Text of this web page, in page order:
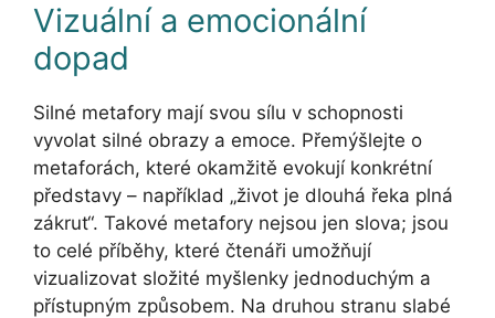
Vizuální a emocionální
dopad
Silné metafory mají svou sílu v schopnosti
vyvolat silné obrazy a emoce. Přemýšlejte o
metaforách, které okamžitě evokují konkrétní
představy – například „život je dlouhá řeka plná
zákrut“. Takové metafory nejsou jen slova; jsou
to celé příběhy, které čtenáři umožňují
vizualizovat složité myšlenky jednoduchým a
přístupným způsobem. Na druhou stranu slabé